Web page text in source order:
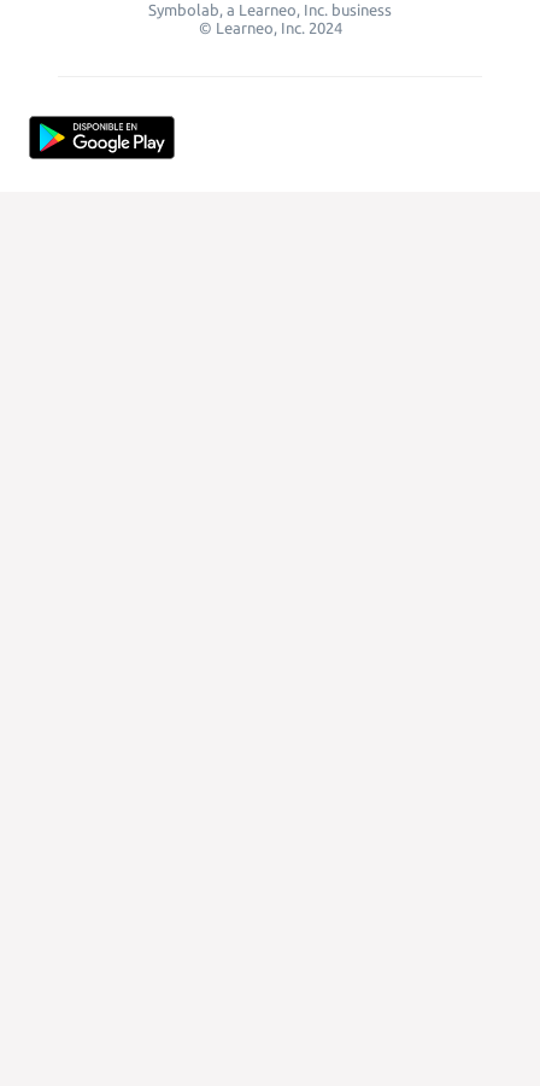
Symbolab, a Learneo, Inc. business
© Learneo, Inc. 2024